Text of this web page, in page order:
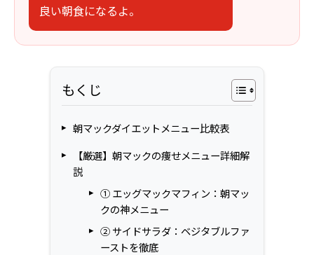
良い朝食になるよ。
もくじ
朝マックダイエットメニュー比較表
【厳選】朝マックの痩せメニュー詳細解
説
① エッグマックマフィン：朝マッ
クの神メニュー
② サイドサラダ：ベジタブルファ
ーストを徹底